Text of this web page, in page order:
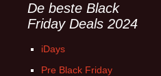
De beste Black
Friday Deals 2024
iDays
Pre Black Friday